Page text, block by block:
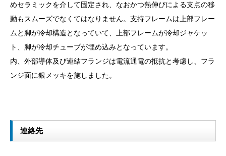
めセラミックを介して固定され、なおかつ熱伸びによる支点の移
動もスムーズでなくてはなりません。支持フレームは上部フレー
ムと脚が冷却構造となっていて、上部フレームが冷却ジャケッ
ト、脚が冷却チューブが埋め込みとなっています。
内、外部導体及び連結フランジは電流通電の抵抗と考慮し、フラ
ンジ面に銀メッキを施しました。
連絡先